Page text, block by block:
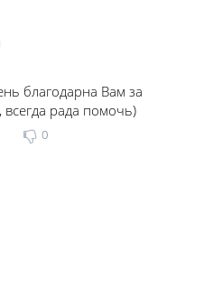
благодарна Вам за
рада помочь)
0